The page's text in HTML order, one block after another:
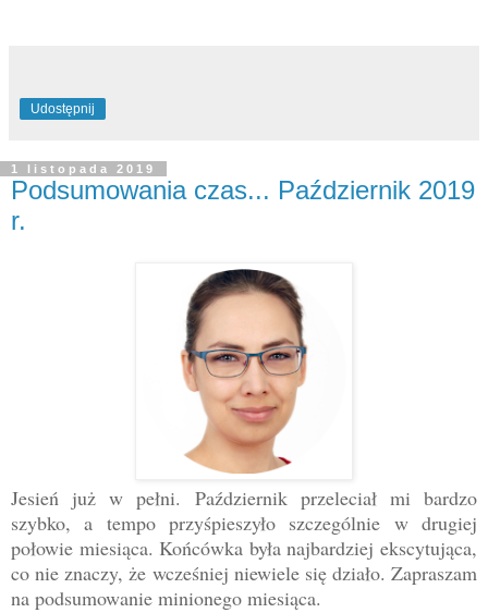
Udostępnij
1 listopada 2019
Podsumowania czas... Październik 2019
r.
Jesień już w pełni. Październik przeleciał mi bardzo
szybko, a tempo przyśpieszyło szczególnie w drugiej
połowie miesiąca. Końcówka była najbardziej ekscytująca,
co nie znaczy, że wcześniej niewiele się działo. Zapraszam
na podsumowanie minionego miesiąca.